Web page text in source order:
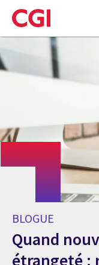
Skip
to
main
BLOGUE
Quand
étrangeté :